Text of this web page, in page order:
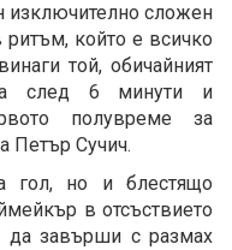
изключително сложен
който е всичко
той, обичайният
след 6 минути и
полувреме за
Петър Сучич.
гол, но и блестящо
в отсъствието
да завърши с размах